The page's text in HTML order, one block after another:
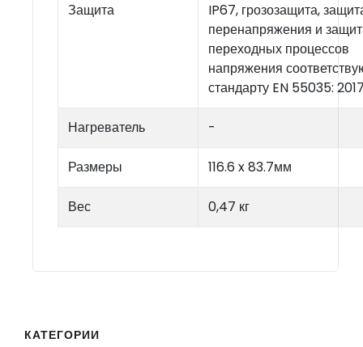
Защита
IP67, грозозащита,
перенапряжения и
переходных процессов
напряжения
стандарту EN 55035:
Нагреватель -
Размеры 116.6 x 83.7мм
Вес 0,47 кг
КАТЕГОРИИ